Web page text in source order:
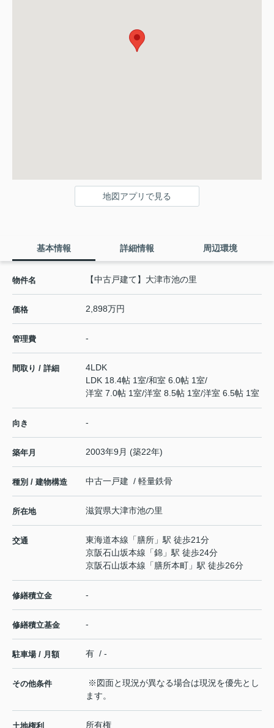
地図アプリで見る
基本情報 詳細情報 周辺環境
物件名 【中古戸建て】大津市池の里
価格 2,898万円
管理費 -
間取り / 詳細
4LDK
LDK 18.4帖 1室/和室 6.0帖 1室/
洋室 7.0帖 1室/洋室 8.5帖 1室/洋室 6.5帖 1室
向き -
築年月 2003年9月 (築22年)
種別 / 建物構造 中古一戸建 / 軽量鉄骨
所在地 滋賀県大津市池の里
交通 東海道本線 「膳所 」駅 徒歩21分
京阪石山坂本線 「錦 」駅 徒歩24分
京阪石山坂本線 「膳所本町 」駅 徒歩26分
修繕積立金 -
修繕積立基金 -
駐車場 / 月額 有 / -
その他条件
※図面と現況が異なる場合は現況を優先とし
ます。
土地権利 所有権